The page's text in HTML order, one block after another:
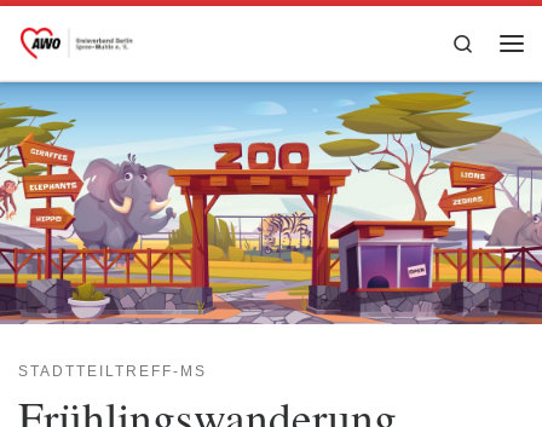
Zum Inhalt springen
Search
STADTTEILTREFF-MS